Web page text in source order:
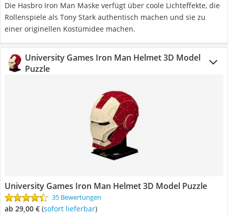
Die Hasbro Iron Man Maske verfügt über coole Lichteffekte, die
Rollenspiele als Tony Stark authentisch machen und sie zu
einer originellen Kostümidee machen.
University Games Iron Man Helmet 3D Model
Puzzle
University Games Iron Man Helmet 3D Model Puzzle
35 Bewertungen
ab 29,00 € ( Sofort lieferbar)